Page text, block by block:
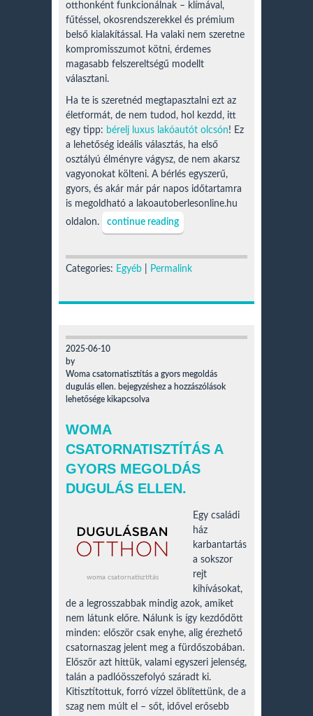
otthonként funkcionálnak – klímával,
fűtéssel, okosrendszerekkel és prémium
belső kialakítással. Ha valaki nem szeretne
kompromisszumot kötni, érdemes
magasabb felszereltségű modellt
választani.
Ha te is szeretnéd megtapasztalni ezt az
életformát, de nem tudod, hol kezdd, itt
egy tipp: bérelj luxus lakóautót olcsón! Ez
a lehetőség ideális választás, ha első
osztályú élményre vágysz, de nem akarsz
vagyonokat költeni. A bérlés egyszerű,
gyors, és akár már pár napos időtartamra
is megoldható a lakoautoberlesonline.hu
oldalon.
continue reading
Categories: Egyéb Permalink
2025-06-10
by
Woma csatornatisztítás a gyors megoldás
dugulás ellen. bejegyzéshez a hozzászólások
lehetősége kikapcsolva
WOMA
CSATORNATISZTÍTÁS A
GYORS MEGOLDÁS
DUGULÁS ELLEN.
woma csatornatisztítás
Egy családi
ház
karbantartás
a sokszor
rejt
kihívásokat,
de a legrosszabbak mindig azok, amiket
nem látunk előre. Nálunk is így kezdődött
minden: először csak enyhe, alig érezhető
csatornaszag jelent meg a fürdőszobában.
Először azt hittük, valami egyszeri jelenség,
talán a padlóösszefolyó száradt ki.
Kitisztítottuk, forró vízzel öblítettünk, de a
szag nem múlt el – sőt, idővel erősebb